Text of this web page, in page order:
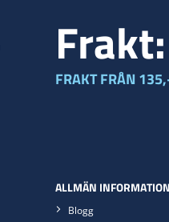
FRAKT FRÅN
ALLMÄN INFORMATION
Blogg